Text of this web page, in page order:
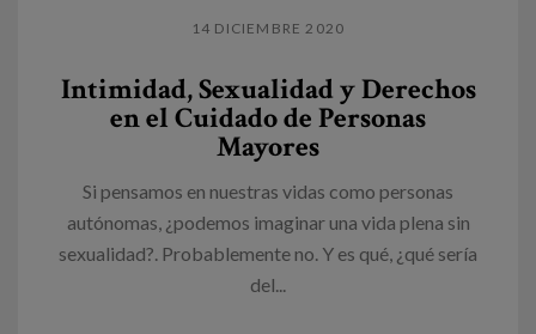
14 DICIEMBRE 2020
Intimidad, Sexualidad y Derechos
en el Cuidado de Personas
Mayores
Si pensamos en nuestras vidas como personas
autónomas, ¿podemos imaginar una vida plena sin
sexualidad?. Probablemente no. Y es qué, ¿qué sería
del...